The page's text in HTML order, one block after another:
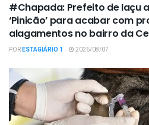
#Chapada: Prefeito de Iaçu
‘Pinicão’ para acabar com
alagamentos no bairro da
PORESTAGIÁRIO 1 2026/08/07